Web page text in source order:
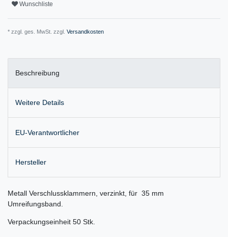
Wunschliste
* zzgl. ges. MwSt. zzgl. Versandkosten
Beschreibung
Weitere Details
EU-Verantwortlicher
Hersteller
Metall Verschlussklammern, verzinkt, für 35 mm
Umreifungsband.
Verpackungseinheit 50 Stk.